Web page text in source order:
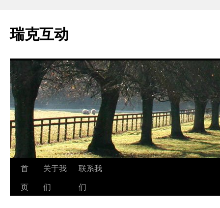
瑞克互动
跳
至
首
页
关于我
们
联系我
们